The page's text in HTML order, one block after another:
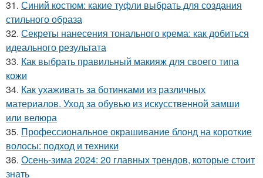
31. Синий костюм: какие туфли выбрать для создания
стильного образа
32. Секреты нанесения тонального крема: как добиться
идеального результата
33. Как выбрать правильный макияж для своего типа
кожи
34. Как ухаживать за ботинками из различных
материалов. Уход за обувью из искусственной замши
или велюра
35. Профессиональное окрашивание блонд на короткие
волосы: подход и техники
36. Осень-зима 2024: 20 главных трендов, которые стоит
знать